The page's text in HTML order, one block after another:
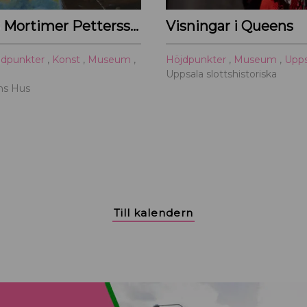
Primus Mortimer Pettersson
, Konst , Museum ,
Hus
Visningar i Queens
Höjdpunkter , Museum ,
Uppsala slottshistoriska
Till kalendern